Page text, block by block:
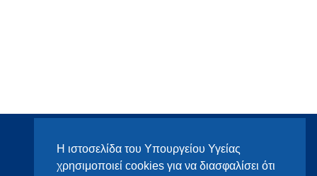
Η ιστοσελίδα του Υπουργείου Υγείας
χρησιμοποιεί cookies για να διασφαλίσει ότι